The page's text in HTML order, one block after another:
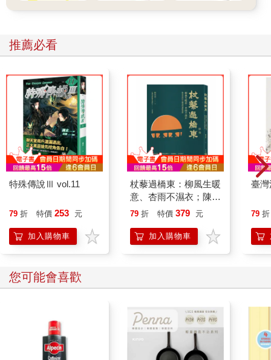
生曳步來到門前時，我可以看出他見到我並不開心。他沒有我預
他遇上的怪事，便假裝是來談生意；告訴他我來勘察，並以一些
模稜兩可的問題問起這一帶的事。他比我起初的印象還要來得更
聰明有教養，而且很快就能像我在阿克罕攀談過的隨便哪個人那
樣清楚狀況。他跟我在水庫預定地這一帶見過的其他鄉下人都不
一樣。對於那幾哩長的老樹林和農田要被淹沒，他一句抗議也沒
有，但如果他家在未來這片湖泊的範圍內，他可能就會出聲了。
他表現出來的就只有寬慰；他漫遊了一輩子的這片黑暗古老山谷
要消失，令他放下了心中大石。它們最好現在就淹在水底──從離
奇日子那時候就全都該淹進水底。他嘶啞的聲音隨著這句開場白
而低沉下來，同時他身體前傾，右手食指顫巍巍地、引人注目地
指了起來。
我就是在那時聽到這故事；漫無邊際的話語在耳邊不停低聲刮
中拉回來，拼湊他從那群教授的談話中勉強學舌記住的科學見
解，或者修補他故事中邏輯連貫的破碎處。他講完後，我就不再
懷疑他的心智是否已些許斷裂，對於阿克罕居民不願多談枯萎荒
走在戶外時還讓星星出現在頭頂天空上；第二天我便返回波士頓
辭職。我再也無法走近那片黯淡混亂的老森林與斜坡，也無法再
裂開的黑色井口。水庫很快就會蓋好，所有上古的祕密將會永遠
安置在深水下。但即便到那時，我也不覺得自己會想在晚上造訪
那鄉間──至少，不會在那些邪惡的星辰出來時；而且不管別人怎
麼利誘脅迫，都沒辦法逼我喝下阿克罕城新供應的用水。
推薦必看
特殊傳說Ⅲ vol.11
79 折 特價 253 元
加入購物車
杖藜過橋東：柳風生暖
意、杏雨不濕衣；陳亮
恭談以心轉境的適齡漫
79 折 特價 379 元
加入購物車
臺
79 折
您可能會喜歡